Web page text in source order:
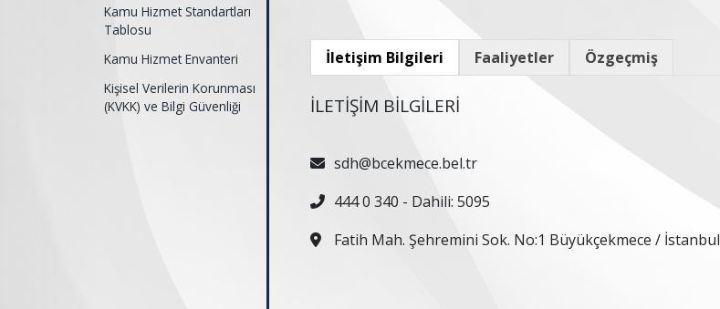
Kamu Hizmet Standartları
Tablosu
Kamu Hizmet Envanteri
Kişisel Verilerin Korunması
(KVKK) ve Bilgi Güvenliği
İletişim Bilgileri Faaliyetler Özgeçmiş
İLETİŞİM BİLGİLERİ
sdh@bcekmece.bel.tr
444 0 340 - Dahili: 5095
Fatih Mah. Şehremini Sok. No:1 Büyükçekmece / İstanbul